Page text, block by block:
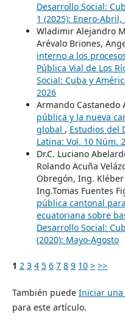
Desarrollo Social:
1 (2025): Enero-Abril,
Wladimir Alejandro
Arévalo Briones,
interno a los
Pública Vial de Los
Social: Cuba y
2026
Armando Castanedo
pública y la nueva
global , Estudios del
Latina: Vol. 10 Núm.
Dr.C. Luciano
Rolando Acuña
Obregón, Ing.
Ing.Tomas Fuentes
pública cantonal
ecuatoriana sobre
Desarrollo Social:
(2020): Mayo-Agosto
1 2 3 4 5 6 7 8 9 10 > >>
También puede Iniciar una
para este artículo.